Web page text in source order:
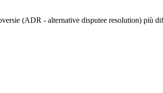
(ADR - alternative disputee resolution) più